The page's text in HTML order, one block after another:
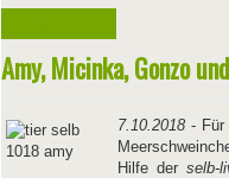
Amy, Micinka, Gonzo
7.10.2018- Für
Hilfe der selb-